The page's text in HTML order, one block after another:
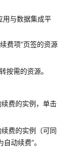
用与数据集成平
费项”页签的资源
按需的资源。
费的实例，单击
费的实例（可同
动续费”。